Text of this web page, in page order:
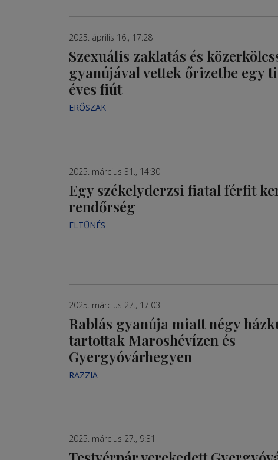
2025. április 16., 17:28
Szexuális zaklatás és
gyanújával vettek őrizetbe egy
éves fiút
ERŐSZAK
2025. március 31., 14:30
Egy székelyderzsi fiatal férfit
rendőrség
ELTŰNÉS
2025. március 27., 17:03
Rablás gyanúja miatt négy
tartottak Maroshévízen és
Gyergyóvárhegyen
RAZZIA
2025. március 27., 9:31